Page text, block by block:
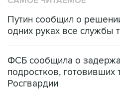
Путин сообщил о
одних руках все
ФСБ сообщила о
подростков, готовивших
Росгвардии